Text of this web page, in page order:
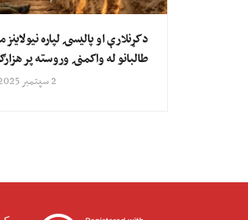
د کړنلارې او پالیسۍ لپاره
طالبانو له واکمنۍ وروسته پر
2 سپتمبر 2025